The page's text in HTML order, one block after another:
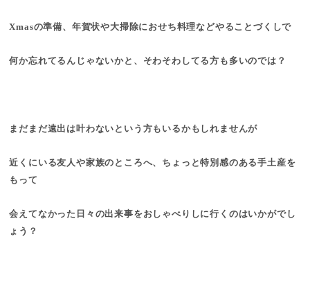
Xmasの準備、年賀状や大掃除におせち料理などやることづくしで
何か忘れてるんじゃないかと、そわそわしてる方も多いのでは？
まだまだ遠出は叶わないという方もいるかもしれませんが
近くにいる友人や家族のところへ、ちょっと特別感のある手土産を
もって
会えてなかった日々の出来事をおしゃべりしに行くのはいかがでし
ょう？